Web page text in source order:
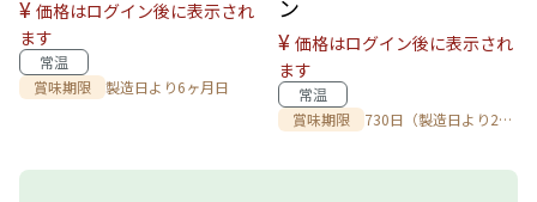
¥ 価格はログイン後に表示され
ます
常温
賞味期限
製造日より6ヶ月日
ン
¥ 価格はログイン後に表示され
ます
常温
賞味期限
730日（製造日より2年